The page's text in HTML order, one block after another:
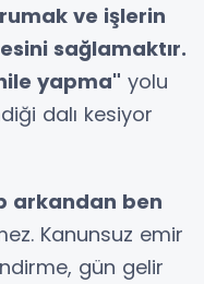
ve işlerin
sağlamaktır.
yapma" yolu
dalı kesiyor
arkandan ben
Kanunsuz emir
gün gelir